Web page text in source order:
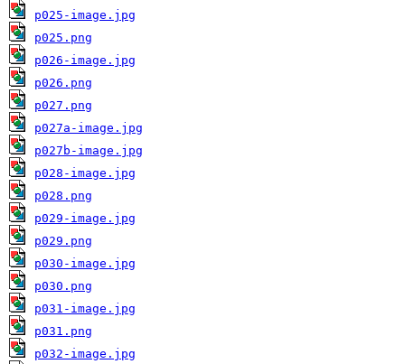
p025-image.jpg
p025.png
p026-image.jpg
p026.png
p027.png
p027a-image.jpg
p027b-image.jpg
p028-image.jpg
p028.png
p029-image.jpg
p029.png
p030-image.jpg
p030.png
p031-image.jpg
p031.png
p032-image.jpg